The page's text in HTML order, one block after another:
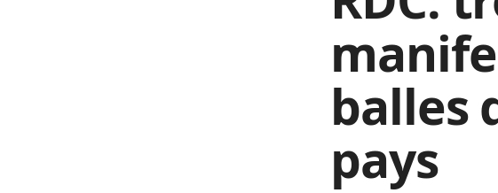
balles
pays